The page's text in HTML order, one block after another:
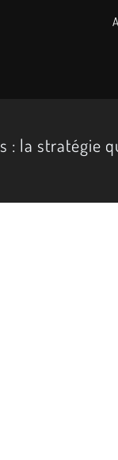
: la stratégie